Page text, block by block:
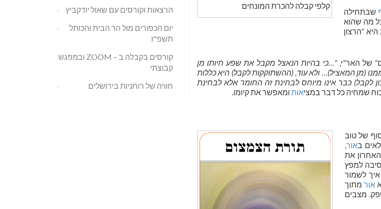
קלפי קבלה להכרת המונחים
שבתחילה
מה שהוא
“הרצון
של האר”י,“…כי בהיות הנאצל מקבל את שפע חיותו מן
(מן המאציל)… ולא עוד, (ההשתוקקות לקבל) היא כללות
כבר אינו מיוחס לבחינת זה החומר אלא לבחינת
שמחיה כל דבר במציאות ומאפשר את קיומו.
של טוב
באור,
את
למפץ
איך לשמור
אור מתוך
מצבים
הרצאות וקורסים עם שאול יודקביץ
יום הכפורים מול הר הבית והכותל
תשפ"ז
קורסים בקבלה ב – ZOOM ובמפגש
קבוצתי
חוויה של רוחניות בירושלים